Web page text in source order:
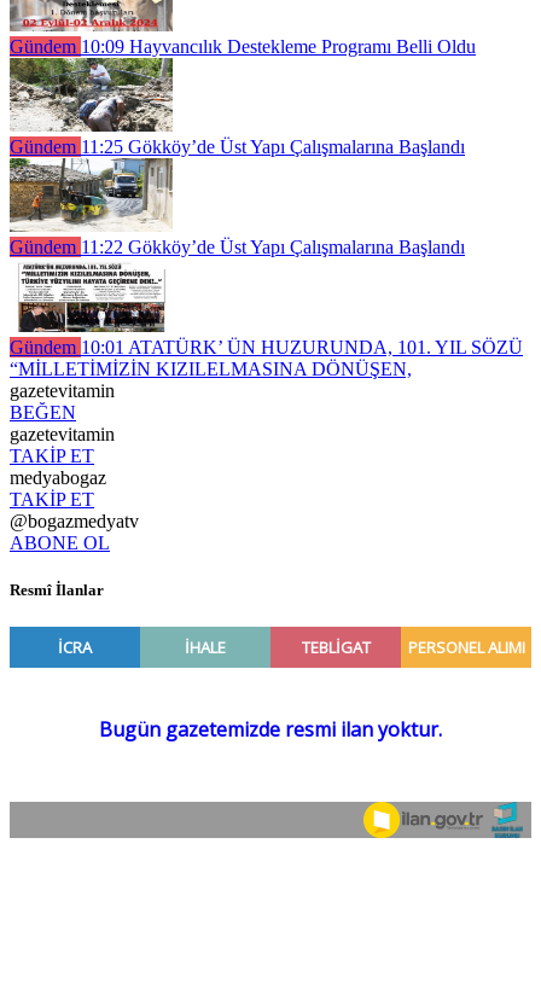
Gündem 10:09 Hayvancılık Destekleme Programı Belli Oldu
Gündem 11:25 Gökköy’de Üst Yapı Çalışmalarına Başlandı
Gündem 11:22 Gökköy’de Üst Yapı Çalışmalarına Başlandı
Gündem 10:01 ATATÜRK’ ÜN HUZURUNDA, 101. YIL SÖZÜ
“MİLLETİMİZİN KIZILELMASINA DÖNÜŞEN,
gazetevitamin
BEĞEN
gazetevitamin
TAKİP ET
medyabogaz
TAKİP ET
@bogazmedyatv
ABONE OL
Resmî İlanlar